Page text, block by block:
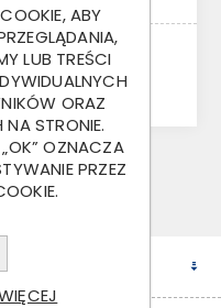
ABY
LUB TREŚCI
ORAZ
STRONIE.
„OK” OZNACZA
PRZEZ